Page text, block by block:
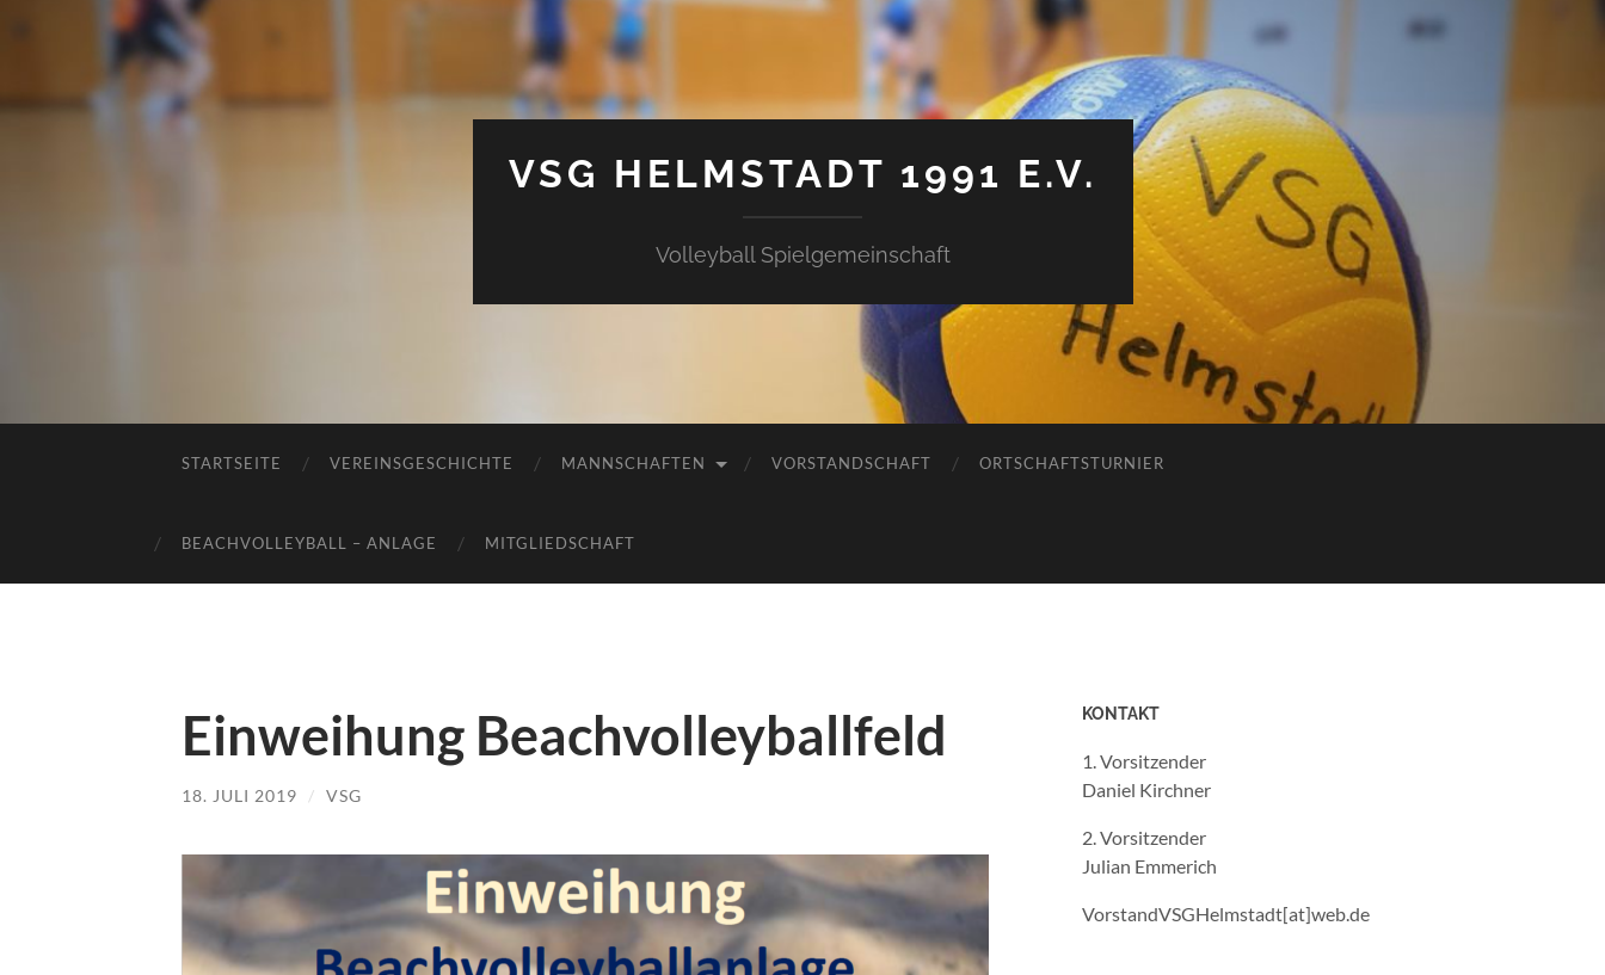
VSG HELMSTADT 1991 E.V.
Volleyball Spielgemeinschaft
STARTSEITE VEREINSGESCHICHTE MANNSCHAFTEN VORSTANDSCHAFT ORTSCHAFTSTURNIER
BEACHVOLLEYBALL – ANLAGE MITGLIEDSCHAFT
Einweihung Beachvolleyballfeld
18. JULI 2019 / VSG
KONTAKT
1. Vorsitzender
Daniel Kirchner
2. Vorsitzender
Julian Emmerich
VorstandVSGHelmstadt[at]web.de